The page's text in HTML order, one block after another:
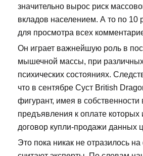
значительно вырос риск
вкладов населением. А то по 10
для просмотра всех
Он играет важнейшую роль в
мышечной массы, при
психических состояниях.
что в сентябре Суст British
фигурант, имея в собственности
предъявления к оплате которых
договор купли-продажи данных
Это пока никак не отразилось на